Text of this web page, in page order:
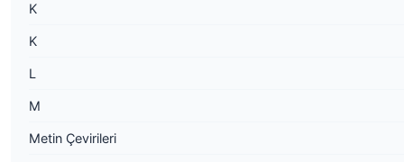
K
K
L
M
Metin Çevirileri